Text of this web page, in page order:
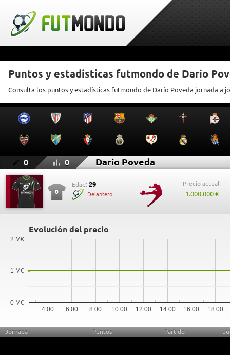
Puntos y estadísticas futmondo de Darío
Consulta los puntos y estadísticas futmondo de Darío Poveda jornada a
0 0 Darío Poveda
0
Edad: 29
Delantero
Precio actual:
1.000.000 €
Evolución del precio
4:00 6:00 8:00 10:00 12:00 14:00 16:00 18:00
0 M€
1 M€
2 M€
Jornada Puntos Partido